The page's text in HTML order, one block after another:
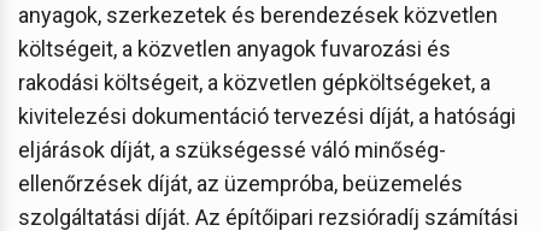
anyagok, szerkezetek és berendezések közvetlen
költségeit, a közvetlen anyagok fuvarozási és
rakodási költségeit, a közvetlen gépköltségeket, a
kivitelezési dokumentáció tervezési díját, a hatósági
eljárások díját, a szükségessé váló minőség-
ellenőrzések díját, az üzempróba, beüzemelés
szolgáltatási díját. Az építőipari rezsióradíj számítási